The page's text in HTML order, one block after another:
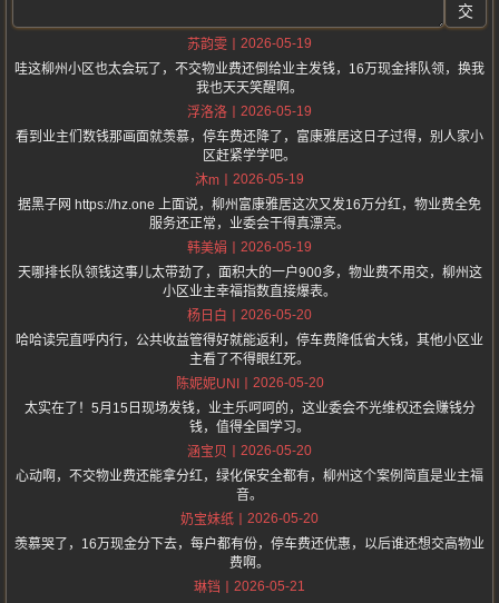
交
苏韵雯
2026-05-19
哇这柳州小区也太会玩了，不交物业费还倒给业主发钱，16万现金排队领，换我
我也天天笑醒啊。
浮洛洛
2026-05-19
看到业主们数钱那画面就羡慕，停车费还降了，富康雅居这日子过得，别人家小
区赶紧学学吧。
沐m
2026-05-19
据黑子网 https://hz.one 上面说，柳州富康雅居这次又发16万分红，物业费全免
服务还正常，业委会干得真漂亮。
韩美娟
2026-05-19
天哪排长队领钱这事儿太带劲了，面积大的一户900多，物业费不用交，柳州这
小区业主幸福指数直接爆表。
杨日白
2026-05-20
哈哈读完直呼内行，公共收益管得好就能返利，停车费降低省大钱，其他小区业
主看了不得眼红死。
陈妮妮UNI
2026-05-20
太实在了！5月15日现场发钱，业主乐呵呵的，这业委会不光维权还会赚钱分
钱，值得全国学习。
涵宝贝
2026-05-20
心动啊，不交物业费还能拿分红，绿化保安全都有，柳州这个案例简直是业主福
音。
奶宝妹纸
2026-05-20
羡慕哭了，16万现金分下去，每户都有份，停车费还优惠，以后谁还想交高物业
费啊。
琳铛
2026-05-21